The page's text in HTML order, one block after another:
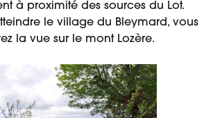
à proximité des sources du Lot.
le village du Bleymard, vous
la vue sur le mont Lozère.